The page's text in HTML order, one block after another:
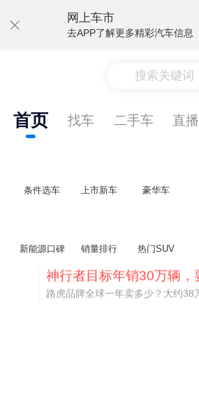
网上车市
去APP了解更多精彩汽车信息
搜索关键词
首页 找车 二手车 直播
条件选车 上市新车 豪华车
新能源口碑 销量排行 热门SUV